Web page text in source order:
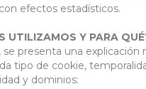
efectos estadísticos.
UTILIZAMOS Y PARA
presenta una explicación
tipo de cookie,
y dominios: